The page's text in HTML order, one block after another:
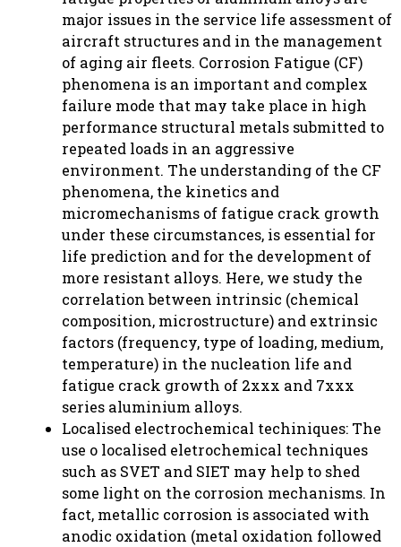
major issues in the service life assessment of
aircraft structures and in the management
of aging air fleets. Corrosion Fatigue (CF)
phenomena is an important and complex
failure mode that may take place in high
performance structural metals submitted to
repeated loads in an aggressive
environment. The understanding of the CF
phenomena, the kinetics and
micromechanisms of fatigue crack growth
under these circumstances, is essential for
life prediction and for the development of
more resistant alloys. Here, we study the
correlation between intrinsic (chemical
composition, microstructure) and extrinsic
factors (frequency, type of loading, medium,
temperature) in the nucleation life and
fatigue crack growth of 2xxx and 7xxx
series aluminium alloys.
Localised electrochemical techiniques: The
use o localised eletrochemical techniques
such as SVET and SIET may help to shed
some light on the corrosion mechanisms. In
fact, metallic corrosion is associated with
anodic oxidation (metal oxidation followed